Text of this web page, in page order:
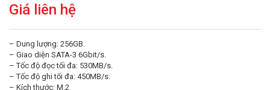
Giá liên hệ
– Dung lượng: 256GB.
– Giao diện SATA-3 6Gbit/s.
– Tốc độ đọc tối đa: 530MB/s.
– Tốc độ ghi tối đa: 450MB/s.
– Kích thước: M.2